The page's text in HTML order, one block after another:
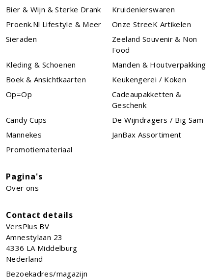
Bier & Wijn & Sterke Drank
Kruidenierswaren
Proenk.nl Lifestyle & Meer
Onze StreeK Artikelen
Sieraden
Zeeland Souvenir & Non
Food
Kleding & Schoenen
Manden & Houtverpakking
Boek & Ansichtkaarten
Keukengerei / Koken
Op=Op
Cadeaupakketten &
Geschenk
Candy Cups
De Wijndragers / Big Sam
Mannekes
JanBax Assortiment
Promotiemateriaal
Pagina's
Over ons
Contact details
VersPlus BV
Amnestylaan 23
4336 LA Middelburg
Nederland
Bezoekadres/magazijn